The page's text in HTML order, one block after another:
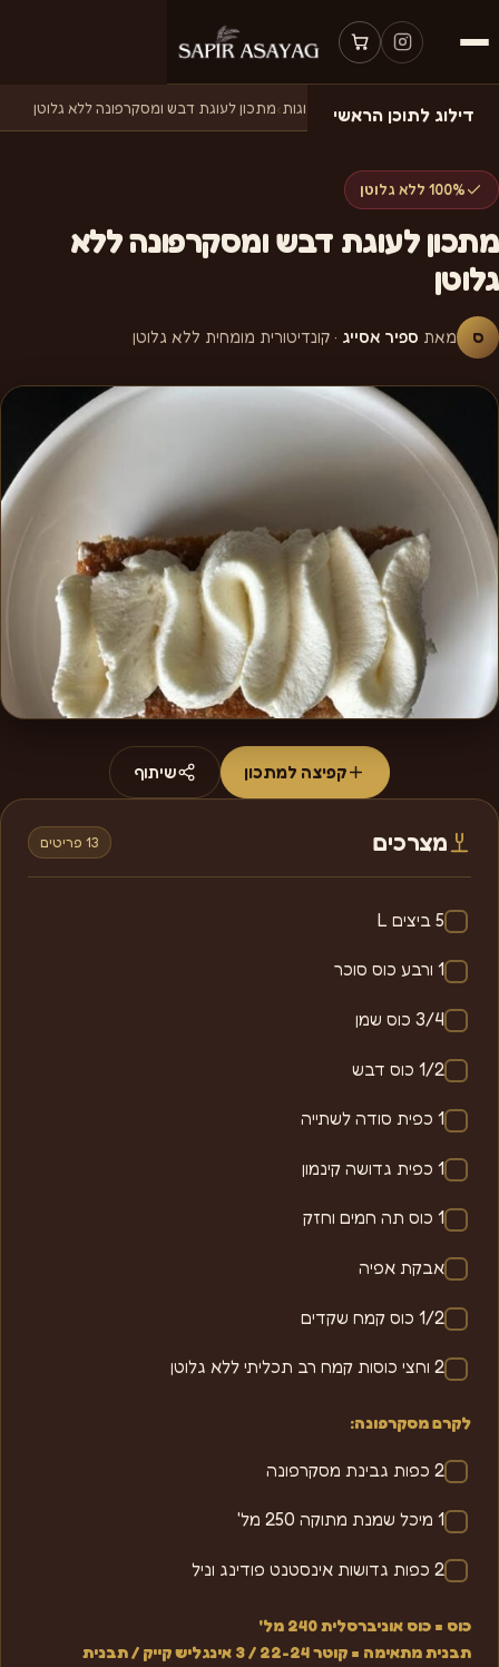
דילוג לתוכן הראשי
דף הבית›מתכונים ›מתכונים לעוגות›מתכון לעוגת דבש ומסקרפונה ללא גלוטן
100% ללא גלוטן
מתכון לעוגת דבש ומסקרפונה ללא
גלוטן
ס מאת ספיר אסייג · קונדיטורית מומחית ללא גלוטן
קפיצה למתכון שיתוף
מצרכים 13 פריטים
5 ביצים L
1 ורבע כוס סוכר
3/4 כוס שמן
1/2 כוס דבש
1 כפית סודה לשתייה
1 כפית גדושה קינמון
1 כוס תה חמים וחזק
אבקת אפיה
1/2 כוס קמח שקדים
2 וחצי כוסות קמח רב תכליתי ללא גלוטן
לקרם מסקרפונה:
2 כפות גבינת מסקרפונה
1 מיכל שמנת מתוקה 250 מל'
2 כפות גדושות אינסטנט פודינג וניל
כוס = כוס אוניברסלית 240 מל'
תבנית מתאימה = קוטר 22-24 / 3 אינגליש קייק / תבנית